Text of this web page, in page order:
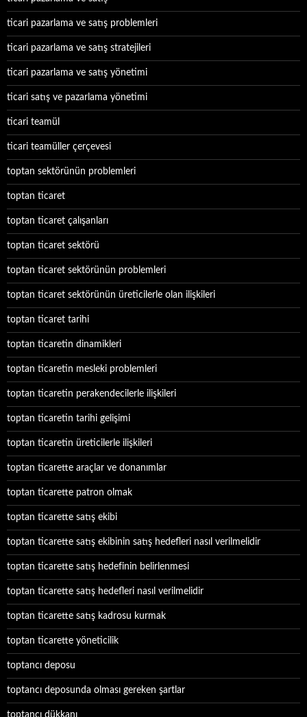
ticari pazarlama ve satış problemleri
ticari pazarlama ve satış stratejileri
ticari pazarlama ve satış yönetimi
ticari satış ve pazarlama yönetimi
ticari teamül
ticari teamüller çerçevesi
toptan sektörünün problemleri
toptan ticaret
toptan ticaret çalışanları
toptan ticaret sektörü
toptan ticaret sektörünün problemleri
toptan ticaret sektörünün üreticilerle olan ilişkileri
toptan ticaret tarihi
toptan ticaretin dinamikleri
toptan ticaretin mesleki problemleri
toptan ticaretin perakendecilerle ilişkileri
toptan ticaretin tarihi gelişimi
toptan ticaretin üreticilerle ilişkileri
toptan ticarette araçlar ve donanımlar
toptan ticarette patron olmak
toptan ticarette satış ekibi
toptan ticarette satış ekibinin satış hedefleri nasıl verilmelidir
toptan ticarette satış hedefinin belirlenmesi
toptan ticarette satış hedefleri nasıl verilmelidir
toptan ticarette satış kadrosu kurmak
toptan ticarette yöneticilik
toptancı deposu
toptancı deposunda olması gereken şartlar
toptancı dükkanı